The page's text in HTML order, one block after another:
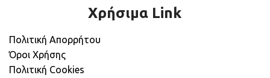
Χρήσιμα Link
Πολιτική Απορρήτου
Όροι Χρήσης
Πολιτική Cookies